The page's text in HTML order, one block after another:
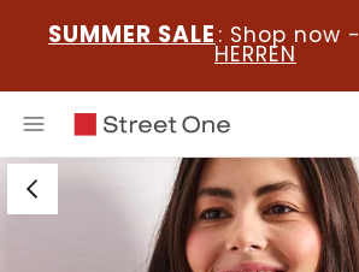
SUMMER SALE : Shop now -
HERREN